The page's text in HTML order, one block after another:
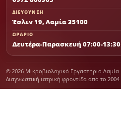
ΔΙΕΥΘΥΝΣΗ
Έσλιν 19, Λαμία 35100
ΩΡΑΡΙΟ
Δευτέρα-Παρασκευή 07:00-13:30
© 2026 Μικροβιολογικό Εργαστήριο Λαμία
Διαγνωστική ιατρική φροντίδα από το 2004